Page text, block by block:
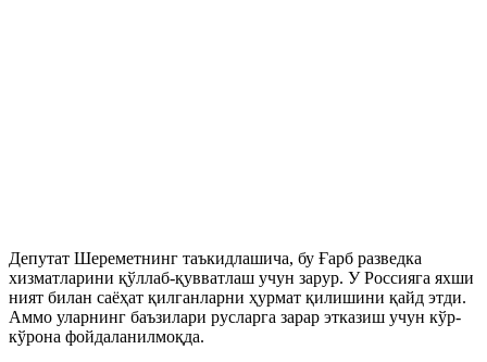
Депутат Шереметнинг таъкидлашича, бу Ғарб разведка
хизматларини қўллаб-қувватлаш учун зарур. У Россияга яхши
ният билан саёҳат қилганларни ҳурмат қилишини қайд этди.
Аммо уларнинг баъзилари русларга зарар этказиш учун кўр-
кўрона фойдаланилмоқда.